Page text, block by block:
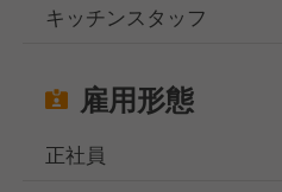
⑨経営企画
⑪その他管理部門(人事・総
上記にない役職もこれから
まだここにない未来を一緒
キッチンスタッフ
雇用形態
正社員